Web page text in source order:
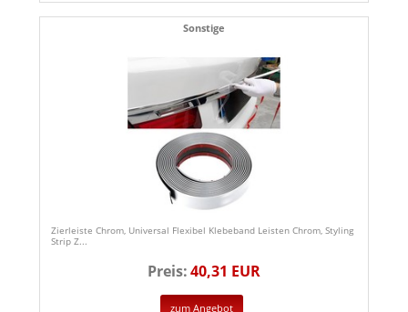
Sonstige
Zierleiste Chrom, Universal Flexibel Klebeband Leisten Chrom, Styling
Strip Z...
Preis:40,31 EUR
zum Angebot